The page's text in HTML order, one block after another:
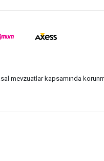
mevzuatlar kapsamında